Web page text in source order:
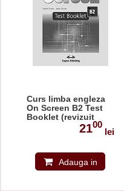
Curs limba engleza
On Screen B2 Test
Booklet (revizuit
2100
lei
Adauga in